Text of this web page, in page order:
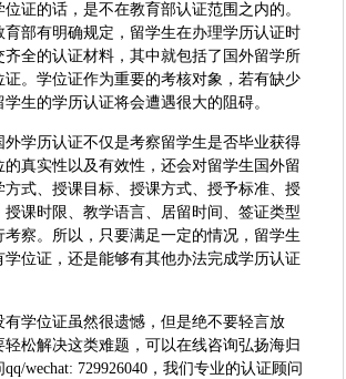
位证的话，是不在教育部认证范围之内的。
育部有明确规定，留学生在办理学历认证时
齐全的认证材料，其中就包括了国外留学所
证。学位证作为重要的考核对象，若有缺少
学生的学历认证将会遭遇很大的阻碍。
外学历认证不仅是考察留学生是否毕业获得
的真实性以及有效性，还会对留学生国外留
方式、授课目标、授课方式、授予标准、授
授课时限、教学语言、居留时间、签证类型
考察。所以，只要满足一定的情况，留学生
学位证，还是能够有其他办法完成学历认证
有学位证虽然很遗憾，但是绝不要轻言放
轻松解决这类难题，可以在线咨询弘扬海归
wechat: 729926040，我们专业的认证顾问